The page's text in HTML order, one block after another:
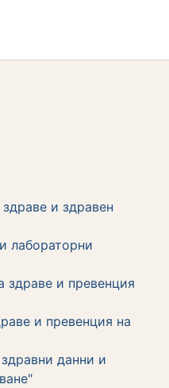
и здравен
лабораторни
и превенция
и превенция на
данни и